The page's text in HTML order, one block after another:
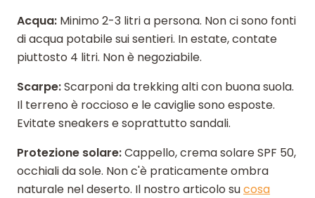
Acqua: Minimo 2-3 litri a persona. Non ci sono fonti
di acqua potabile sui sentieri. In estate, contate
piuttosto 4 litri. Non è negoziabile.
Scarpe:Scarponi da trekking alti con buona suola.
Il terreno è roccioso e le caviglie sono esposte.
Evitate sneakers e soprattutto sandali.
Protezione solare:Cappello, crema solare SPF 50,
occhiali da sole. Non c'è praticamente ombra
naturale nel deserto. Il nostro articolo sucosa